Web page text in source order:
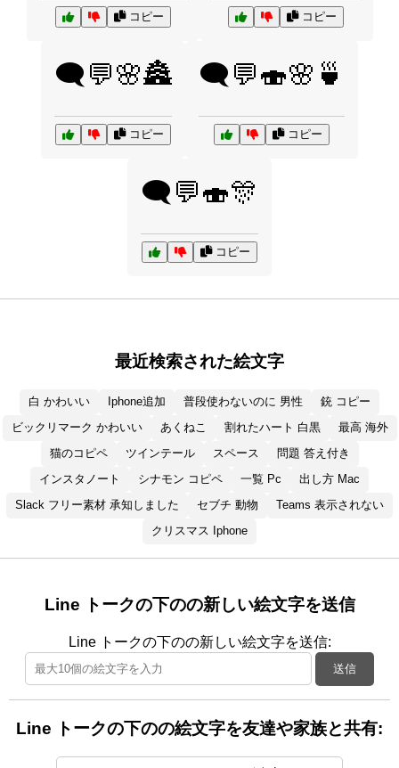
コピー コピー
🗨️💬🌸🏯
コピー
🗨️💬🍣🌸🍵
コピー
🗨️💬🍣🎊
コピー
最近検索された絵文字
白 かわいい Iphone追加 普段使わないのに 男性
銃 コピー
ビックリマーク かわいい
あくねこ 割れたハート 白黒
最高 海外
猫のコピペ
ツインテール スペース
問題 答え付き
インスタノート
シナモン コピペ 一覧 Pc
出し方 Mac
Slack フリー素材 承知しました
セブチ 動物
Teams 表示されない
クリスマス Iphone
Line トークの下のの新しい絵文字を送信
Line トークの下のの新しい絵文字を送信:
送信
Line トークの下のの絵文字を友達や家族と共有: